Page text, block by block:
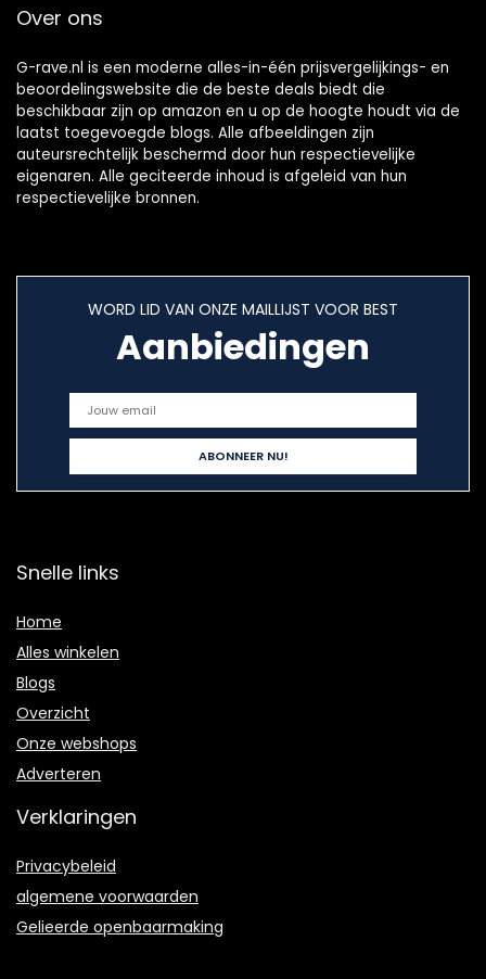
Over ons
G-rave.nl is een moderne alles-in-één prijsvergelijkings- en
beoordelingswebsite die de beste deals biedt die
beschikbaar zijn op amazon en u op de hoogte houdt via de
laatst toegevoegde blogs. Alle afbeeldingen zijn
auteursrechtelijk beschermd door hun respectievelijke
eigenaren. Alle geciteerde inhoud is afgeleid van hun
respectievelijke bronnen.
WORD LID VAN ONZE MAILLIJST VOOR BEST
Aanbiedingen
Snelle links
Home
Alles winkelen
Blogs
Overzicht
Onze webshops
Adverteren
Verklaringen
Privacybeleid
algemene voorwaarden
Gelieerde openbaarmaking